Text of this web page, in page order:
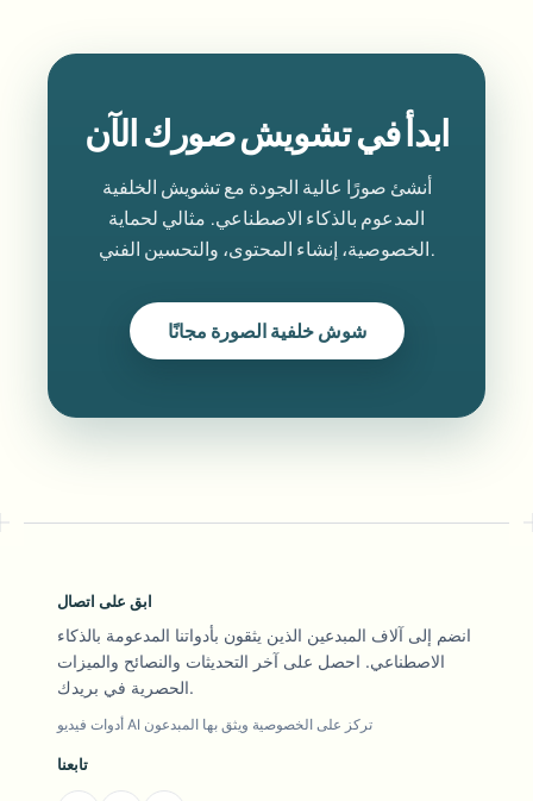
ابدأ في تشويش صورك الآن
أنشئ صورًا عالية الجودة مع تشويش الخلفية
المدعوم بالذكاء الاصطناعي. مثالي لحماية
الخصوصية، إنشاء المحتوى، والتحسين الفني.
شوش خلفية الصورة مجانًا
ابق على اتصال
انضم إلى آلاف المبدعين الذين يثقون بأدواتنا المدعومة بالذكاء
الاصطناعي. احصل على آخر التحديثات والنصائح والميزات
الحصرية في بريدك.
أدوات فيديو AI تركز على الخصوصية ويثق بها المبدعون
تابعنا